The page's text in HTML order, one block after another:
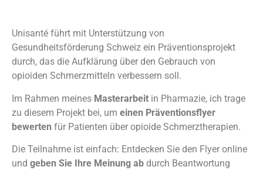
Unisanté führt mit Unterstützung von
Gesundheitsförderung Schweiz ein Präventionsprojekt
durch, das die Aufklärung über den Gebrauch von
opioiden Schmerzmitteln verbessern soll.
Im Rahmen meines Masterarbeit in Pharmazie, ich trage
zu diesem Projekt bei, um einen Präventionsflyer
bewerten für Patienten über opioide Schmerztherapien.
Die Teilnahme ist einfach: Entdecken Sie den Flyer online
und geben Sie Ihre Meinung ab durch Beantwortung